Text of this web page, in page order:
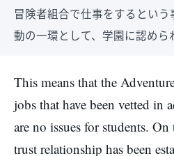
冒険者組合で仕事をするとい
動の一環として、学園に認めら
This means that the
jobs that have been vetted in
are no issues for students.
trust relationship has been